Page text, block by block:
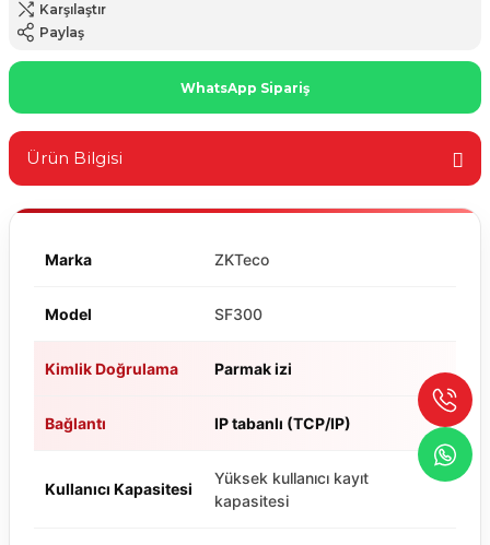
Karşılaştır
Paylaş
WhatsApp Sipariş
Ürün Bilgisi
Marka ZKTeco
Model SF300
Kimlik Doğrulama Parmak izi
Bağlantı IP tabanlı (TCP/IP)
Kullanıcı Kapasitesi
Yüksek kullanıcı kayıt
kapasitesi